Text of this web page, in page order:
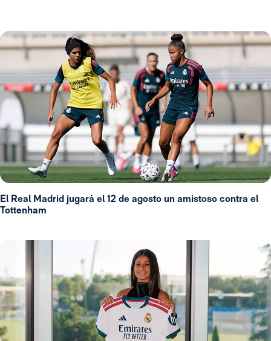
El Real Madrid jugará el 12 de agosto un amistoso contra el
Tottenham